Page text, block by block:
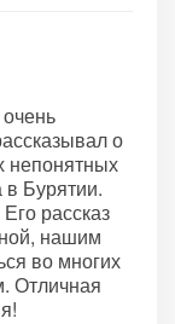
о
непонятных
Бурятии.
рассказ
нашим
во многих
Отличная